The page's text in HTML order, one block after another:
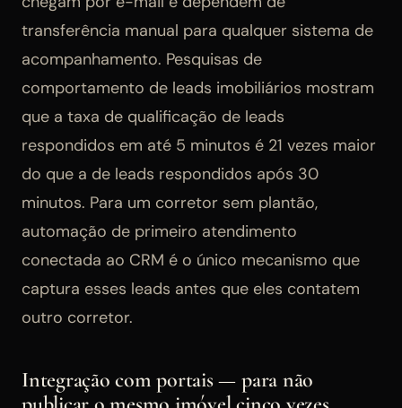
transferência manual para qualquer sistema de
acompanhamento. Pesquisas de
comportamento de leads imobiliários mostram
que a taxa de qualificação de leads
respondidos em até 5 minutos é 21 vezes maior
do que a de leads respondidos após 30
minutos. Para um corretor sem plantão,
automação de primeiro atendimento
conectada ao CRM é o único mecanismo que
captura esses leads antes que eles contatem
outro corretor.
Integração com portais — para não